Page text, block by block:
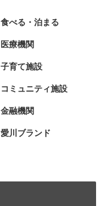
食べる・泊まる
医療機関
子育て施設
コミュニティ施設
金融機関
愛川ブランド